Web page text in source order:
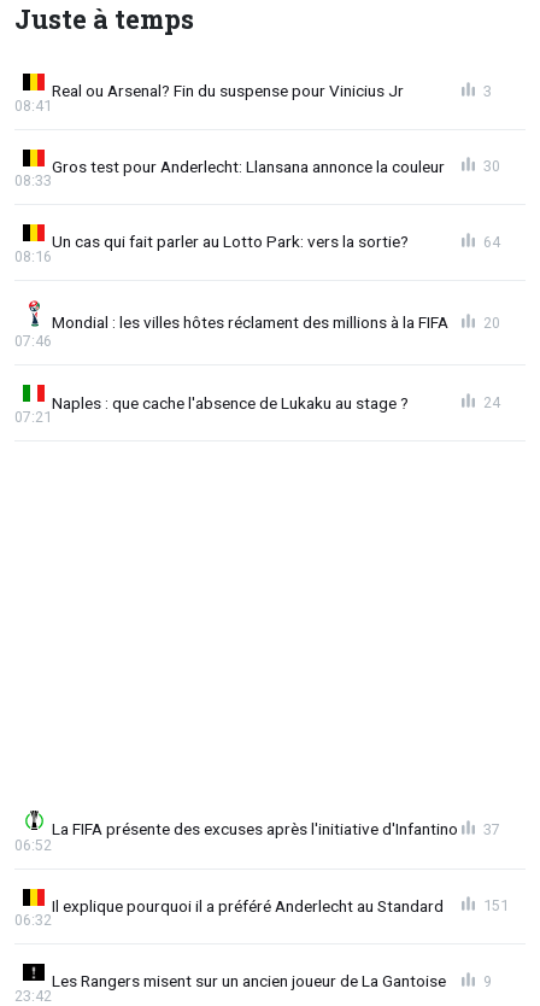
Juste à temps
Real ou Arsenal? Fin du suspense pour Vinicius Jr
08:41
3
Gros test pour Anderlecht: Llansana annonce la couleur
08:33
30
Un cas qui fait parler au Lotto Park: vers la sortie?
08:16
64
Mondial : les villes hôtes réclament des millions à la FIFA
07:46
20
Naples : que cache l'absence de Lukaku au stage ?
07:21
24
La FIFA présente des excuses après l'initiative d'Infantino
06:52
37
Il explique pourquoi il a préféré Anderlecht au Standard
06:32
151
Les Rangers misent sur un ancien joueur de La Gantoise
23:42
9